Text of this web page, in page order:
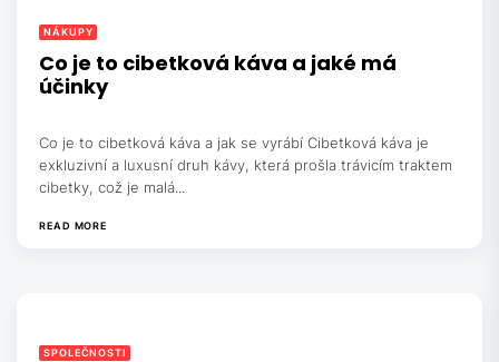
NÁKUPY
Co je to cibetková káva a jaké má
účinky
Co je to cibetková káva a jak se vyrábí Cibetková káva je
exkluzivní a luxusní druh kávy, která prošla trávicím traktem
cibetky, což je malá...
READ MORE
SPOLEČNOSTI